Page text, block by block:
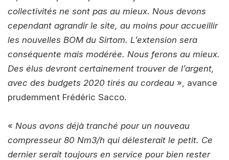
collectivités ne sont pas au mieux. Nous devons
cependant agrandir le site, au moins pour accueillir
les nouvelles BOM du Sirtom. L’extension sera
conséquente mais modérée. Nous ferons au mieux.
Des élus devront certainement trouver de l’argent,
avec des budgets 2020 tirés au cordeau », avance
prudemment Frédéric Sacco.
« Nous avons déjà tranché pour un nouveau
compresseur 80 Nm3/h qui délesterait le petit. Ce
dernier serait toujours en service pour bien rester